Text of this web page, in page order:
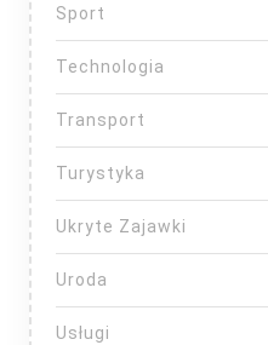
Sport
Technologia
Transport
Turystyka
Ukryte Zajawki
Uroda
Usługi